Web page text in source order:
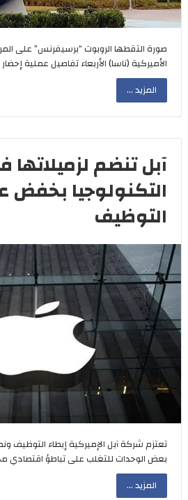
صورة التقطها الروبوت “برسيفرنس” على
الأميركية (ناسا) الأربعاء تفاصيل عملية إحضار نحو 30 عينة
المزيد ...
آبل تنضم
التكنولوجيا بخفض
التوظيف
تعتزم شركة آبل الإميركية إبطاء التوظيف
بعض الوحدات للتغلب على تباطؤ اقتصادي
المزيد ...